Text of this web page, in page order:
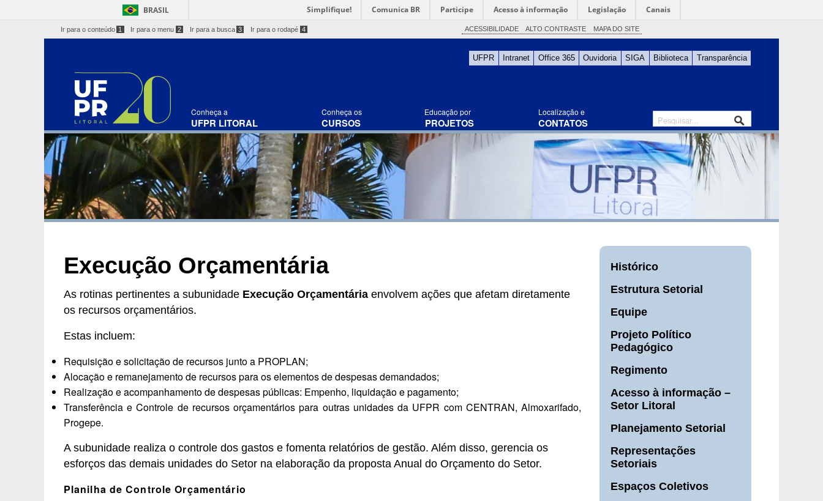
BRASIL Simplifique! Comunica BR Participe Acesso à informação Legislação Canais
Ir para o conteúdo 1 Ir para o menu 2 Ir para a busca 3 Ir para o rodapé 4 ACESSIBILIDADE ALTO CONTRASTE MAPA DO SITE
UFPR Intranet Office 365 Ouvidoria SIGA Biblioteca Transparência
Conheça a
UFPR LITORAL
Conheça os
CURSOS
Educação por
PROJETOS
Localização e
CONTATOS
Execução Orçamentária
As rotinas pertinentes a subunidade Execução Orçamentáriaenvolvem ações que afetam diretamente
os recursos orçamentários.
Estas incluem:
Requisição e solicitação de recursos junto a PROPLAN;
Alocação e remanejamento de recursos para os elementos de despesas demandados;
Realização e acompanhamento de despesas públicas: Empenho, liquidação e pagamento;
Transferência e Controle de recursos orçamentários para outras unidades da UFPR com CENTRAN, Almoxarifado,
Progepe.
A subunidade realiza o controle dos gastos e fomenta relatórios de gestão. Além disso, gerencia os
esforços das demais unidades do Setor na elaboração da proposta Anual do Orçamento do Setor.
Planilha de Controle Orçamentário
Histórico
Estrutura Setorial
Equipe
Projeto Político
Pedagógico
Regimento
Acesso à informação –
Setor Litoral
Planejamento Setorial
Representações
Setoriais
Espaços Coletivos